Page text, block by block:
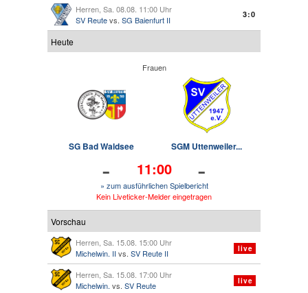
Herren, Sa. 08.08. 11:00 Uhr
SV Reutevs. SG Baienfurt II
3:0
Heute
Frauen
SG Bad Waldsee SGM Uttenweiler...
- 11:00 -
» zum ausführlichen Spielbericht
Kein Liveticker-Melder eingetragen
Vorschau
Herren, Sa. 15.08. 15:00 Uhr
Michelwin. IIvs. SV Reute II live
Herren, Sa. 15.08. 17:00 Uhr
Michelwin. vs. SV Reute live